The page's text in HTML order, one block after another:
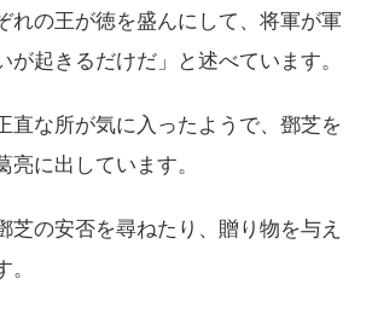
れの王が徳を盛んにして、将軍が軍
が起きるだけだ」と述べています。
直な所が気に入ったようで、鄧芝を
亮に出しています。
芝の安否を尋ねたり、贈り物を与え